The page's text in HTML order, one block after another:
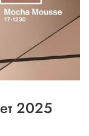
2025